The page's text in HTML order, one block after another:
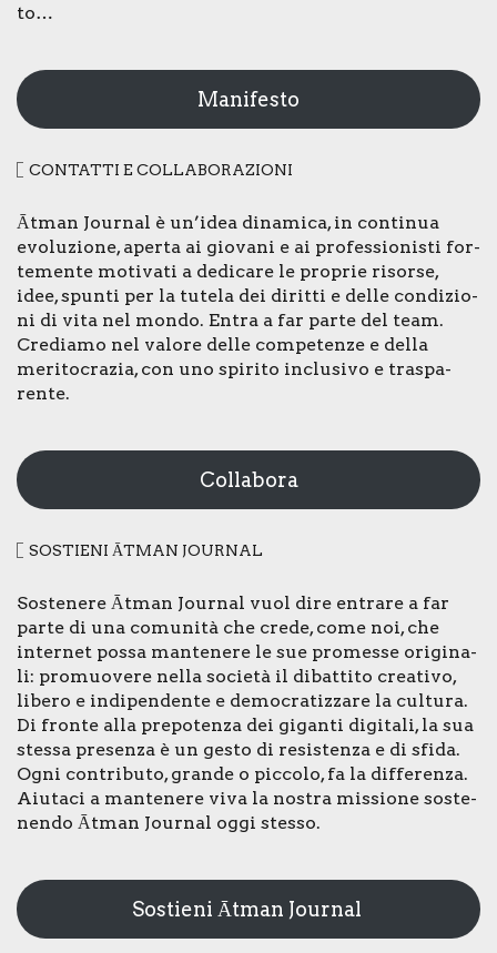
to…
Manifesto
CON­TAT­TI E COL­LA­BO­RA­ZIO­NI
Ātman Jour­nal è un’idea dina­mi­ca, in con­ti­nua
evo­lu­zio­ne, aper­ta ai gio­va­ni e ai pro­fes­sio­ni­sti for­
te­men­te moti­va­ti a dedi­ca­re le pro­prie risor­se,
idee, spun­ti per la tute­la dei dirit­ti e del­le con­di­zio­
ni di vita nel mon­do. Entra a far par­te del team.
Cre­dia­mo nel valo­re del­le com­pe­ten­ze e del­la
meri­to­cra­zia, con uno spi­ri­to inclu­si­vo e tra­spa­
ren­te.
Collabora
SOSTIE­NI ĀTMAN JOUR­NAL
Soste­ne­re Ātman Jour­nal vuol dire entra­re a far
par­te di una comu­ni­tà che cre­de, come noi, che
inter­net pos­sa man­te­ne­re le sue pro­mes­se ori­gi­na­
li: pro­muo­ve­re nel­la socie­tà il dibat­ti­to crea­ti­vo,
libe­ro e indi­pen­den­te e demo­cra­tiz­za­re la cul­tu­ra.
Di fron­te alla pre­po­ten­za dei gigan­ti digi­ta­li, la sua
stes­sa pre­sen­za è un gesto di resi­sten­za e di sfi­da.
Ogni con­tri­bu­to, gran­de o pic­co­lo, fa la dif­fe­ren­za.
Aiu­ta­ci a man­te­ne­re viva la nostra mis­sio­ne soste­
nen­do Ātman Jour­nal oggi stes­so.
Sostieni Ātman Journal